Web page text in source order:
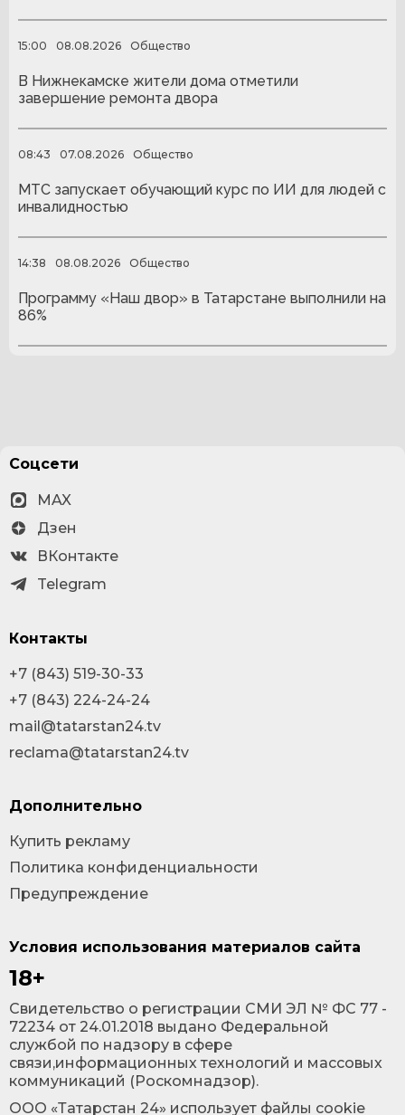
15:00 08.08.2026 Общество
В Нижнекамске жители дома отметили
завершение ремонта двора
08:43 07.08.2026 Общество
МТС запускает обучающий курс по ИИ для людей с
инвалидностью
14:38 08.08.2026 Общество
Программу «Наш двор» в Татарстане выполнили на
86%
Условия использования материалов сайта
18+
Cвидетельство о регистрации СМИ ЭЛ № ФС 77 -
72234 от 24.01.2018 выдано Федеральной
службой по надзору в сфере
связи,информационных технологий и массовых
коммуникаций (Роскомнадзор).
ООО «Татарстан 24» использует файлы cookie
Соцсети
MAX
Дзен
ВКонтакте
Telegram
Контакты
+7 (843) 519-30-33
+7 (843) 224-24-24
mail@tatarstan24.tv
reclama@tatarstan24.tv
Дополнительно
Купить рекламу
Политика конфиденциальности
Предупреждение